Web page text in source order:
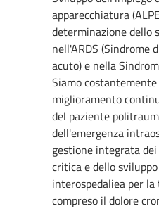
apparecchiatura
determinazione dello
nell'ARDS (Sindrome
acuto) e nella
Siamo
miglioramento
del paziente
dell'emergenza
gestione integrata
critica e dello
interospedaliea per
compreso il dolore